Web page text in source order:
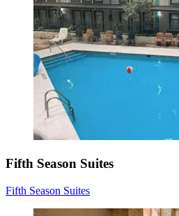
Fifth Season Suites
Fifth Season Suites